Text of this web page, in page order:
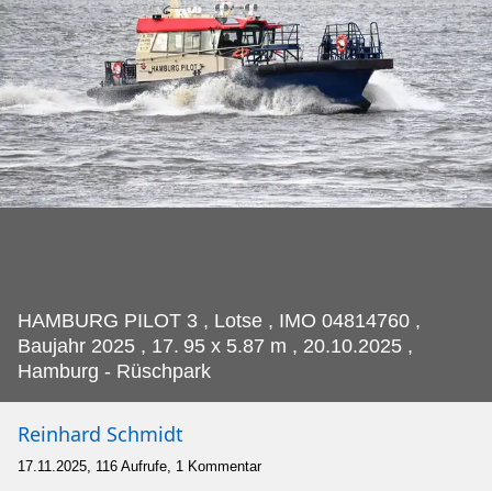
HAMBURG PILOT 3 , Lotse , IMO 04814760 ,
Baujahr 2025 , 17. 95 x 5.87 m , 20.10.2025 ,
Hamburg - Rüschpark
Reinhard Schmidt
17.11.2025, 116 Aufrufe, 1 Kommentar